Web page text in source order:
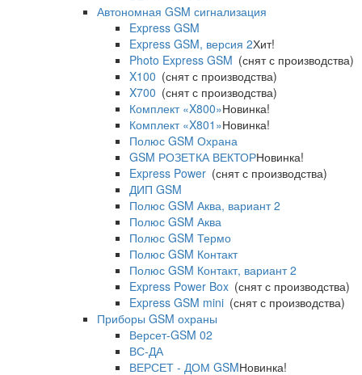
Автономная GSM сигнализация
Express GSM
Express GSM, версия 2Хит!
Photo Express GSM (снят с производства)
X100 (снят с производства)
X700 (снят с производства)
Комплект «X800»Новинка!
Комплект «X801»Новинка!
Полюс GSM Охрана
GSM РОЗЕТКА ВЕКТОРНовинка!
Express Power (снят с производства)
ДИП GSM
Полюс GSM Аква, вариант 2
Полюс GSM Аква
Полюс GSM Термо
Полюс GSM Контакт
Полюс GSM Контакт, вариант 2
Express Power Box (снят с производства)
Express GSM mini (снят с производства)
Приборы GSM охраны
Версет-GSM 02
ВС-ДА
ВЕРСЕТ - ДОМ GSMНовинка!